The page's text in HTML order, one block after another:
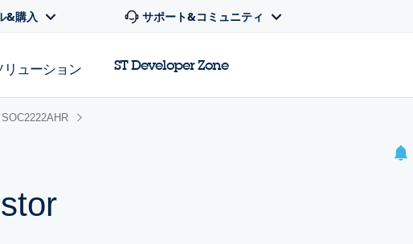
&購入 サポート&コミュニティ
リューション ST Developer Zone
SOC2222AHR